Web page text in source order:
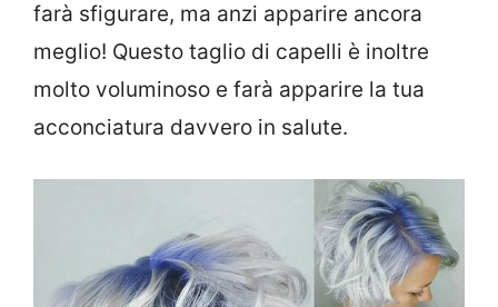
farà sfigurare, ma anzi apparire ancora
meglio! Questo taglio di capelli è inoltre
molto voluminoso e farà apparire la tua
acconciatura davvero in salute.